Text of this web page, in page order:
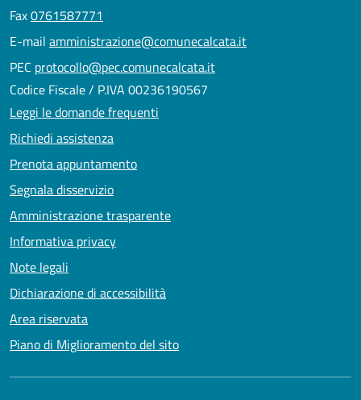
Fax0761587771
E-mail amministrazione@comunecalcata.it
PEC protocollo@pec.comunecalcata.it
Codice Fiscale / P.IVA 00236190567
Leggi le domande frequenti
Richiedi assistenza
Prenota appuntamento
Segnala disservizio
Amministrazione trasparente
Informativa privacy
Note legali
Dichiarazione di accessibilità
Area riservata
Piano di Miglioramento del sito